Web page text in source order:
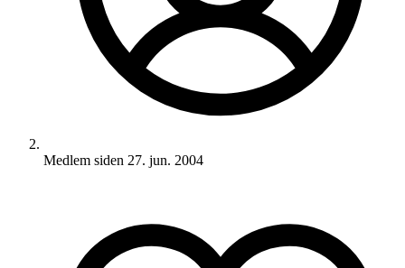
Medlem siden 27. jun. 2004